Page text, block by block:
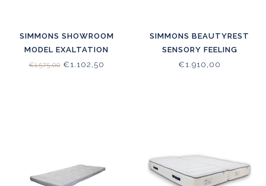
SIMMONS SHOWROOM
MODEL EXALTATION
TALALAY TOPPER 180X200
€1.575,00€1.102,50
SIMMONS BEAUTYREST
SENSORY FEELING
€1.910,00